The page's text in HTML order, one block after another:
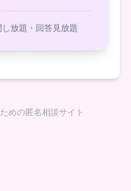
放題・回答見放題
めの匿名相談サイト